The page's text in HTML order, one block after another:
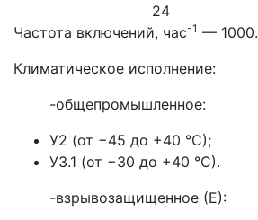
24
Частота включений, час-1 — 1000.
Климатическое исполнение:
-общепромышленное:
У2 (от −45 до +40 °С);
У3.1 (от −30 до +40 °С).
-взрывозащищенное (Е):